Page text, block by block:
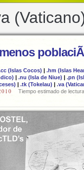
(Islas Cocos) | .hm (Islas
| .nu (Isla de Niue) | .pn
| .tk (Tokelau) | .va
Tiempo estimado de